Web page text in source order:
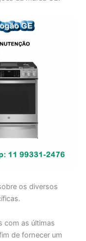
os diversos
com as últimas
de fornecer um